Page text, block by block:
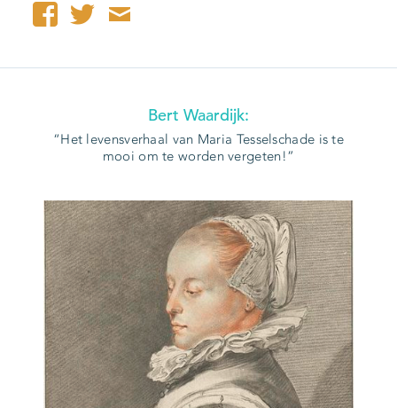
Bert Waardijk:
Het levensverhaal van Maria Tesselschade is te
mooi om te worden vergeten!